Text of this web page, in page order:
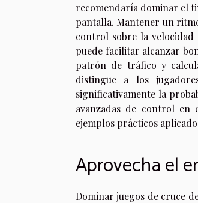
recomendaría dominar el
pantalla. Mantener un
control sobre la velocidad
puede facilitar alcanzar
patrón de tráfico y
distingue a los
significativamente la
avanzadas de control en
ejemplos prácticos
Aprovecha el
Dominar juegos de cruce